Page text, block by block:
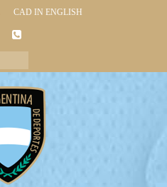
CAD IN ENGLISH